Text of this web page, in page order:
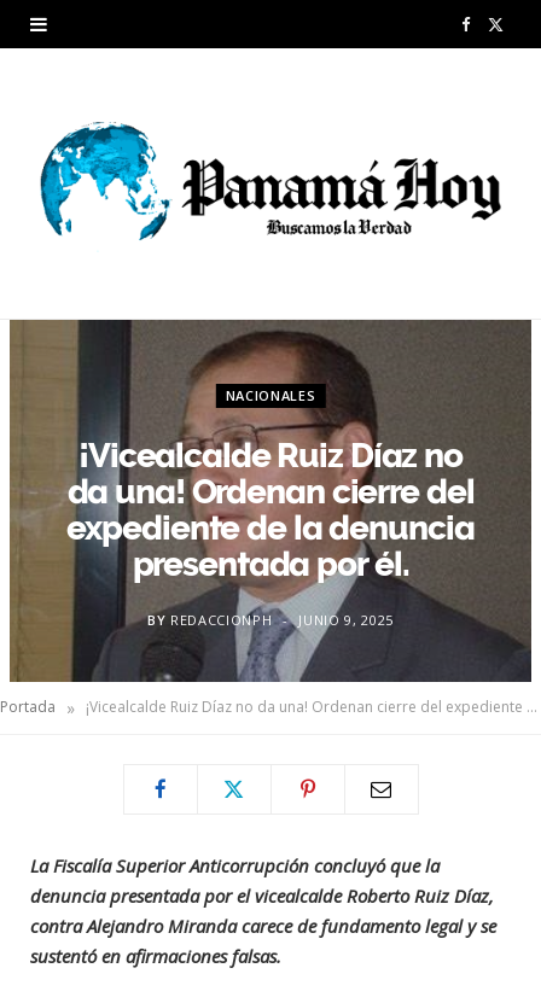
F
b
NACIONALES
¡Vicealcalde Ruiz Díaz no
da una! Ordenan cierre del
expediente de la denuncia
presentada por él.
BY REDACCIONPH JUNIO 9, 2025
Portada » ¡Vicealcalde Ruiz Díaz no da una! Ordenan cierre del expediente de la denuncia presentada por él.
La Fiscalía Superior Anticorrupción concluyó que la
denuncia presentada por el vicealcalde Roberto Ruiz Díaz,
contra Alejandro Miranda carece de fundamento legal y se
sustentó en afirmaciones falsas.